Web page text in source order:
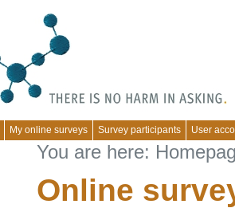
My online surveys Survey participants User
You are here:
Online